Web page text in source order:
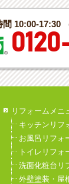
間 10:00-17:30
リフォームメニ
キッチンリフ
お風呂リフォ
トイレリフォ
洗面化粧台リ
外壁塗装・屋